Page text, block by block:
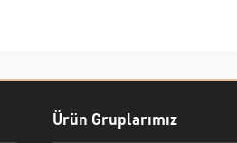
Ürün Gruplarımız